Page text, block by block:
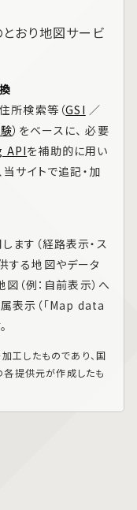
おり地図サービ
所検索等（GSI ／
）をベースに、 必要
APIを補助的に用い
サイトで追記・加
ます（経路表示・ス
する地図やデータ
（例：自前表示）へ
表示（「Map data
工したものであり、国
提供元が作成したも